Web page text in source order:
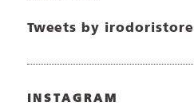
Tweets by irodoristore
INSTAGRAM